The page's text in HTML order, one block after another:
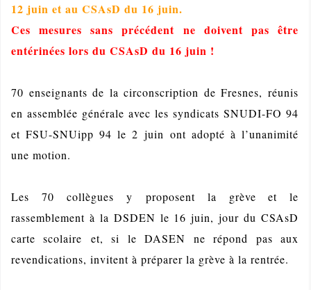
12 juin et au CSAsD du 16 juin.
Ces mesures sans précédent ne doivent pas être
entérinées lors du CSAsD du 16 juin !
70 enseignants de la circonscription de Fresnes, réunis
en assemblée générale avec les syndicats SNUDI-FO 94
et FSU-SNUipp 94 le 2 juin ont adopté à l’unanimité
une motion.
Les 70 collèguesy proposent la grève et le
rassemblement à la DSDEN le 16 juin, jour du CSAsD
carte scolaire et, si le DASEN ne répond pas aux
revendications, invitent à préparer la grève à la rentrée.